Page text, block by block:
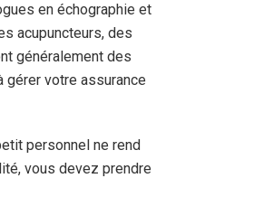
en échographie et
acupuncteurs, des
généralement des
votre assurance
personnel ne rend
vous devez prendre